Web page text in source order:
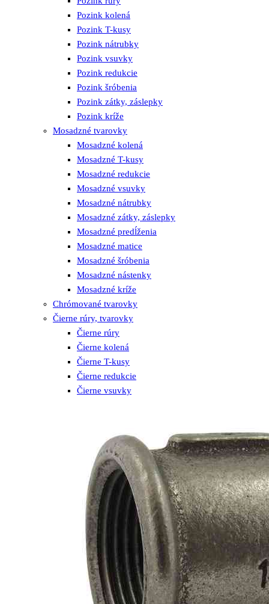
Pozink kolená
Pozink T-kusy
Pozink nátrubky
Pozink vsuvky
Pozink redukcie
Pozink šróbenia
Pozink zátky, záslepky
Pozink kríže
Mosadzné tvarovky
Mosadzné kolená
Mosadzné T-kusy
Mosadzné redukcie
Mosadzné vsuvky
Mosadzné nátrubky
Mosadzné zátky, záslepky
Mosadzné predĺženia
Mosadzné matice
Mosadzné šróbenia
Mosadzné nástenky
Mosadzné kríže
Chrómované tvarovky
Čierne rúry, tvarovky
Čierne rúry
Čierne kolená
Čierne T-kusy
Čierne redukcie
Čierne vsuvky